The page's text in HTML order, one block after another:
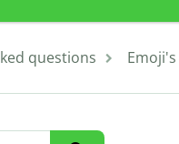
questions Emoji's